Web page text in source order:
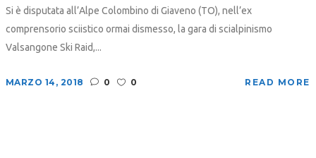
Si è disputata all’Alpe Colombino di Giaveno (TO), nell’ex
comprensorio sciistico ormai dismesso, la gara di scialpinismo
Valsangone Ski Raid,...
MARZO 14, 2018 0 0 READ MORE